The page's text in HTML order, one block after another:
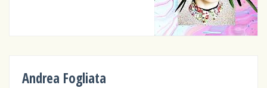
Andrea Fogliata